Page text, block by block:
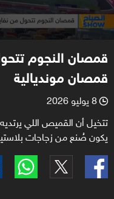
قمصان النجوم
قمصان مونديالية
l 8 يوليو 2026
تتخيل أن القميص اللي
يكون صُنع من زجاجات